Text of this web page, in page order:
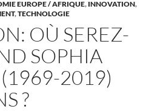
EUROPE / AFRIQUE, INNOVATION,
,TECHNOLOGIE
OÙ SEREZ-
SOPHIA
2019)
?